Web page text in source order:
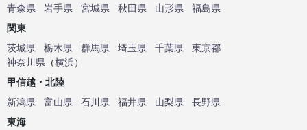
青森県
岩手県 宮城県 秋田県 山形県
福島県
関東
茨城県
栃木県 群馬県 埼玉県 千葉県
東京都
神奈川県 （横浜）
甲信越・北陸
新潟県
富山県 石川県 福井県 山梨県
長野県
東海